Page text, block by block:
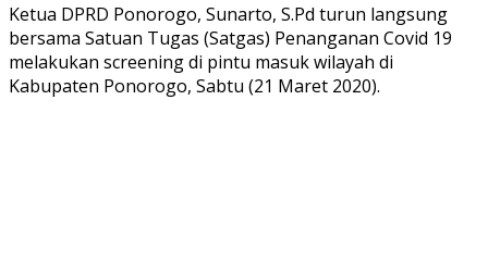
Ketua DPRD Ponorogo, Sunarto, S.Pd turun langsung
bersama Satuan Tugas (Satgas) Penanganan Covid 19
melakukan screening di pintu masuk wilayah di
Kabupaten Ponorogo, Sabtu (21 Maret 2020).